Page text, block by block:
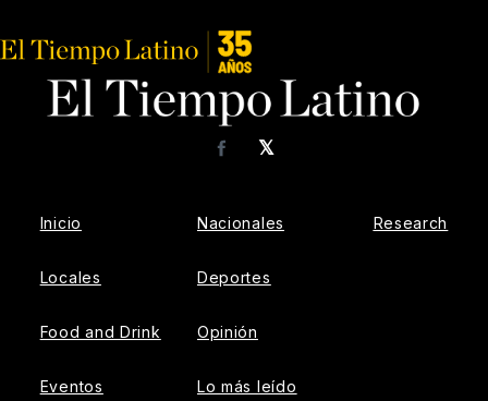
𝕏
Facebook
Inicio
Locales
Food and Drink
Eventos
Nacionales
Deportes
Opinión
Lo más leído
Research